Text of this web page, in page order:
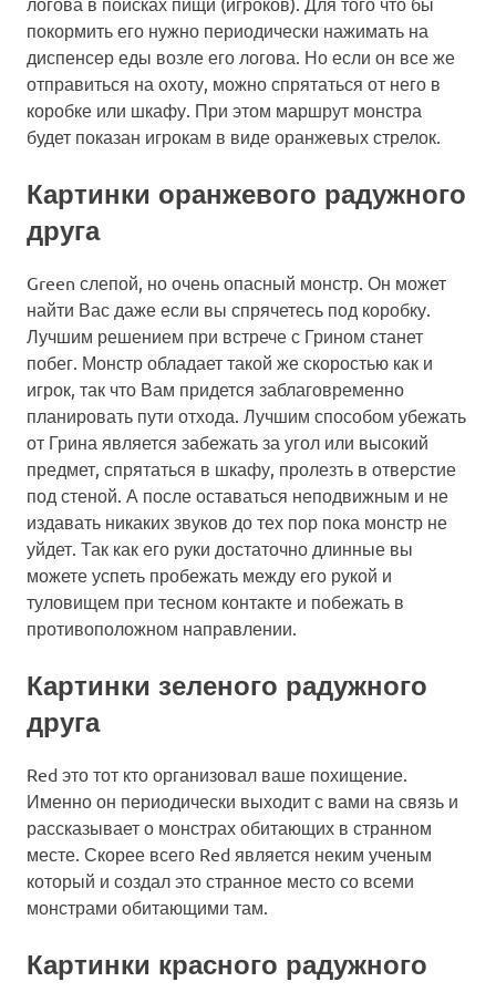
покормить его нужно периодически нажимать на
диспенсер еды возле его логова. Но если он все же
отправиться на охоту, можно спрятаться от него в
коробке или шкафу. При этом маршрут монстра
будет показан игрокам в виде оранжевых стрелок.
Картинки оранжевого радужного
друга
Green слепой, но очень опасный монстр. Он может
найти Вас даже если вы спрячетесь под коробку.
Лучшим решением при встрече с Грином станет
побег. Монстр обладает такой же скоростью как и
игрок, так что Вам придется заблаговременно
планировать пути отхода. Лучшим способом убежать
от Грина является забежать за угол или высокий
предмет, спрятаться в шкафу, пролезть в отверстие
под стеной. А после оставаться неподвижным и не
издавать никаких звуков до тех пор пока монстр не
уйдет. Так как его руки достаточно длинные вы
можете успеть пробежать между его рукой и
туловищем при тесном контакте и побежать в
противоположном направлении.
Картинки зеленого радужного
друга
Red это тот кто организовал ваше похищение.
Именно он периодически выходит с вами на связь и
рассказывает о монстрах обитающих в странном
месте. Скорее всего Red является неким ученым
который и создал это странное место со всеми
монстрами обитающими там.
Картинки красного радужного